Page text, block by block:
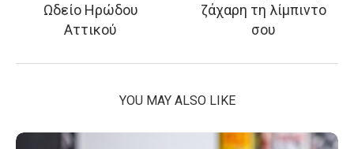
Ωδείο Ηρώδου
Αττικού
ζάχαρη τη λίμπιντο
σου
YOU MAY ALSO LIKE